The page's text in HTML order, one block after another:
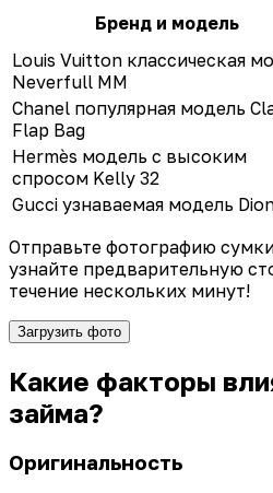
Бренд и модель
Louis Vuitton классическая
Neverfull MM
Chanel популярная модель
Flap Bag
Hermès модель с высоким
спросом Kelly 32
Gucci узнаваемая модель
Отправьте фотографию
узнайте предварительную
течение нескольких минут!
Загрузить фото
Какие факторы
займа?
Оригинальность